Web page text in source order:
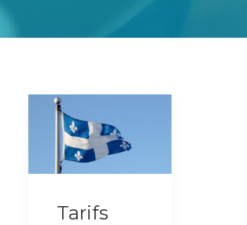
Tarifs